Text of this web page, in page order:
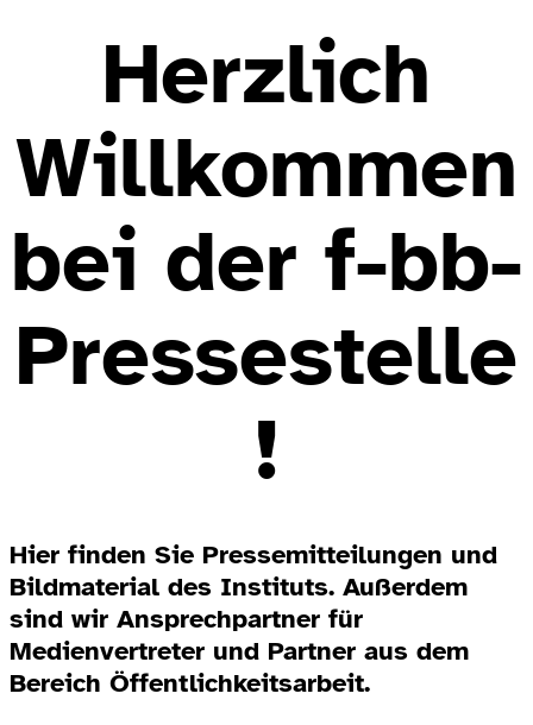
Herzlich
Willkommen
bei der f-bb-
Pressestelle
!
Hier finden Sie Pressemitteilungen und
Bildmaterial des Instituts. Außerdem
sind wir Ansprechpartner für
Medienvertreter und Partner aus dem
Bereich Öffentlichkeitsarbeit.